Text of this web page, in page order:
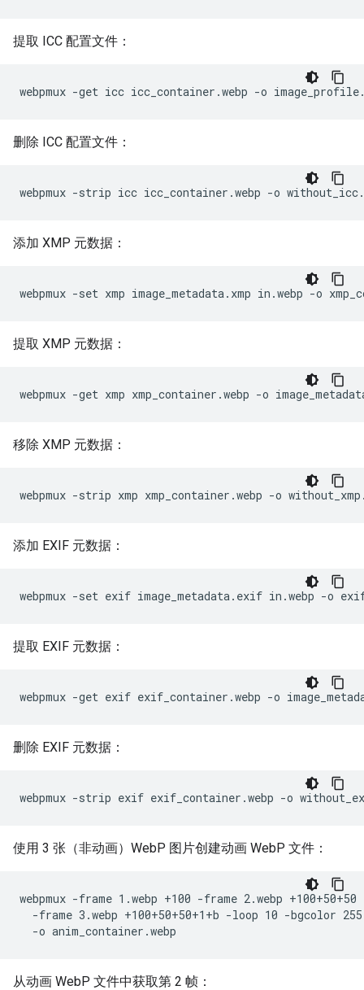
提取 ICC 配置文件：
删除 ICC 配置文件：
添加 XMP 元数据：
提取 XMP 元数据：
移除 XMP 元数据：
添加 EXIF 元数据：
提取 EXIF 元数据：
删除 EXIF 元数据：
使用 3 张（非动画）WebP 图片创建动画 WebP 文件：
webpmux -frame 1.webp +100 -frame 2.webp
-frame 3.webp +100+50+50+1+b -loop 10 -bgcolor
从动画 WebP 文件中获取第 2 帧：